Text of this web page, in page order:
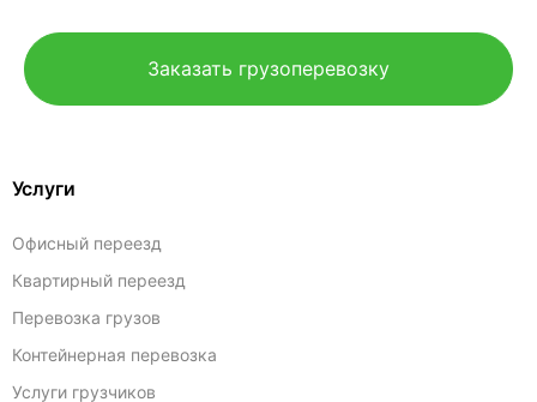
Заказать грузоперевозку
Услуги
Офисный переезд
Квартирный переезд
Перевозка грузов
Контейнерная перевозка
Услуги грузчиков